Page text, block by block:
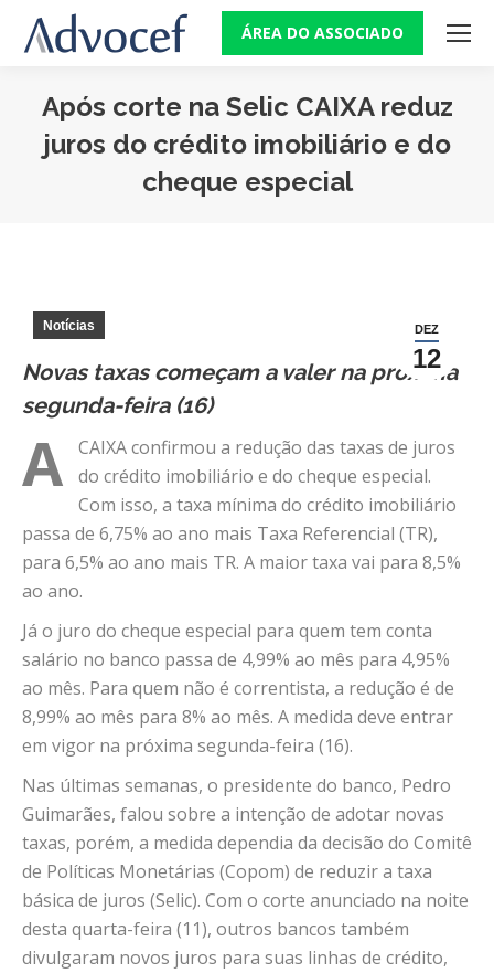
ÁREA DO ASSOCIADO
Após corte na Selic CAIXA reduz
juros do crédito imobiliário e do
cheque especial
DEZ
12
Notícias
Novas taxas começam a valer na próxima
segunda-feira (16)
A
CAIXA confirmou a redução das taxas de juros
do crédito imobiliário e do cheque especial.
Com isso, a taxa mínima do crédito imobiliário
passa de 6,75% ao ano mais Taxa Referencial (TR),
para 6,5% ao ano mais TR. A maior taxa vai para 8,5%
ao ano.
Já o juro do cheque especial para quem tem conta
salário no banco passa de 4,99% ao mês para 4,95%
ao mês. Para quem não é correntista, a redução é de
8,99% ao mês para 8% ao mês. A medida deve entrar
em vigor na próxima segunda-feira (16).
Nas últimas semanas, o presidente do banco, Pedro
Guimarães, falou sobre a intenção de adotar novas
taxas, porém, a medida dependia da decisão do Comitê
de Políticas Monetárias (Copom) de reduzir a taxa
básica de juros (Selic). Com o corte anunciado na noite
desta quarta-feira (11), outros bancos também
divulgaram novos juros para suas linhas de crédito,